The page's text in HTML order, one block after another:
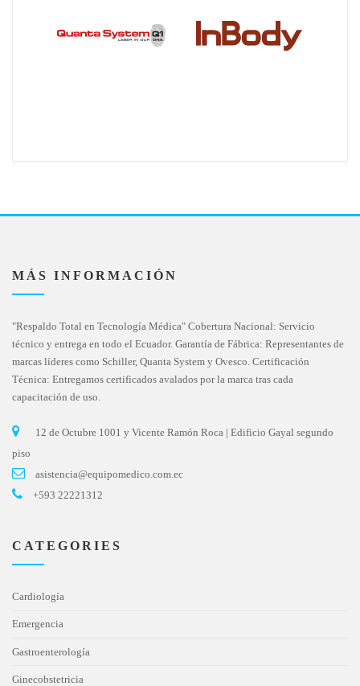
MÁS INFORMACIÓN
"Respaldo Total en Tecnología Médica" Cobertura Nacional: Servicio
técnico y entrega en todo el Ecuador. Garantía de Fábrica: Representantes de
marcas líderes como Schiller, Quanta System y Ovesco. Certificación
Técnica: Entregamos certificados avalados por la marca tras cada
capacitación de uso.
12 de Octubre 1001 y Vicente Ramón Roca | Edificio Gayal segundo
piso
asistencia@equipomedico.com.ec
+593 22221312
CATEGORIES
Cardiología
Emergencia
Gastroenterología
Ginecobstetricia